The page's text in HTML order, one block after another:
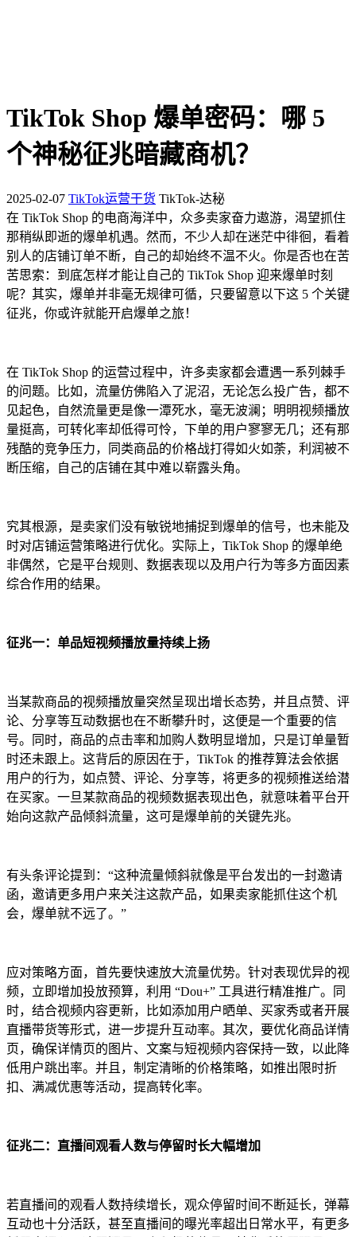
TikTok Shop 爆单密码：哪 5
个神秘征兆暗藏商机？
2025-02-07 TikTok运营干货 TikTok-达秘
在 TikTok Shop 的电商海洋中，众多卖家奋力遨游，渴望抓住
那稍纵即逝的爆单机遇。然而，不少人却在迷茫中徘徊，看着
别人的店铺订单不断，自己的却始终不温不火。你是否也在苦
苦思索：到底怎样才能让自己的 TikTok Shop 迎来爆单时刻
呢？其实，爆单并非毫无规律可循，只要留意以下这 5 个关键
征兆，你或许就能开启爆单之旅！
在 TikTok Shop 的运营过程中，许多卖家都会遭遇一系列棘手
的问题。比如，流量仿佛陷入了泥沼，无论怎么投广告，都不
见起色，自然流量更是像一潭死水，毫无波澜；明明视频播放
量挺高，可转化率却低得可怜，下单的用户寥寥无几；还有那
残酷的竞争压力，同类商品的价格战打得如火如荼，利润被不
断压缩，自己的店铺在其中难以崭露头角。
究其根源，是卖家们没有敏锐地捕捉到爆单的信号，也未能及
时对店铺运营策略进行优化。实际上，TikTok Shop 的爆单绝
非偶然，它是平台规则、数据表现以及用户行为等多方面因素
综合作用的结果。
征兆一：单品短视频播放量持续上扬
当某款商品的视频播放量突然呈现出增长态势，并且点赞、评
论、分享等互动数据也在不断攀升时，这便是一个重要的信
号。同时，商品的点击率和加购人数明显增加，只是订单量暂
时还未跟上。这背后的原因在于，TikTok 的推荐算法会依据
用户的行为，如点赞、评论、分享等，将更多的视频推送给潜
在买家。一旦某款商品的视频数据表现出色，就意味着平台开
始向这款产品倾斜流量，这可是爆单前的关键先兆。
有头条评论提到：“这种流量倾斜就像是平台发出的一封邀请
函，邀请更多用户来关注这款产品，如果卖家能抓住这个机
会，爆单就不远了。”
应对策略方面，首先要快速放大流量优势。针对表现优异的视
频，立即增加投放预算，利用 “Dou+” 工具进行精准推广。同
时，结合视频内容更新，比如添加用户晒单、买家秀或者开展
直播带货等形式，进一步提升互动率。其次，要优化商品详情
页，确保详情页的图片、文案与短视频内容保持一致，以此降
低用户跳出率。并且，制定清晰的价格策略，如推出限时折
扣、满减优惠等活动，提高转化率。
征兆二：直播间观看人数与停留时长大幅增加
若直播间的观看人数持续增长，观众停留时间不断延长，弹幕
互动也十分活跃，甚至直播间的曝光率超出日常水平，有更多